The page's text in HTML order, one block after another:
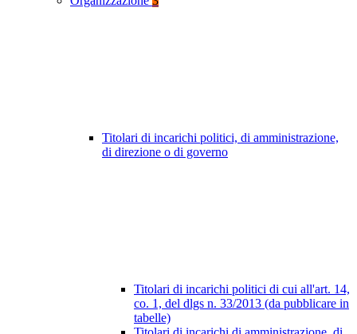
Titolari di incarichi politici, di amministrazione,
di direzione o di governo
Titolari di incarichi politici di cui all'art. 14,
co. 1, del dlgs n. 33/2013 (da pubblicare in
tabelle)